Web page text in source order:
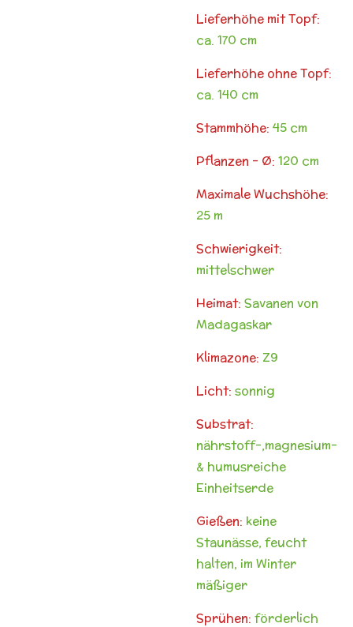
Lieferhöhe mit Topf:
ca. 170 cm
Lieferhöhe ohne Topf:
ca. 140 cm
Stammhöhe: 45 cm
Pflanzen - Ø: 120 cm
Maximale Wuchshöhe:
25 m
Schwierigkeit:
mittelschwer
Heimat: Savanen von
Madagaskar
Klimazone: Z9
Licht: sonnig
Substrat:
nährstoff-,magnesium-
& humusreiche
Einheitserde
Gießen: keine
Staunässe, feucht
halten, im Winter
mäßiger
Sprühen: förderlich